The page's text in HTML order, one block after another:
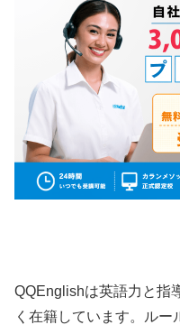
QQEnglishは英語力と指
く在籍しています。ルー